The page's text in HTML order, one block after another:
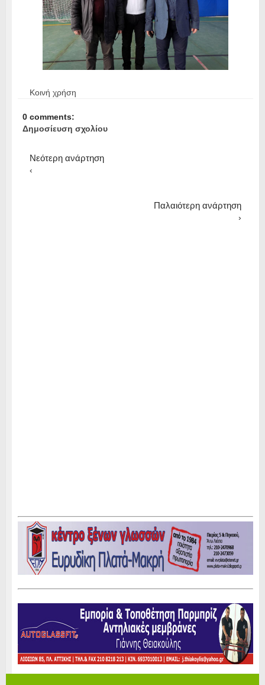
Κοινή χρήση
0 comments:
Δημοσίευση σχολίου
Νεότερη ανάρτηση
‹
Παλαιότερη ανάρτηση
›